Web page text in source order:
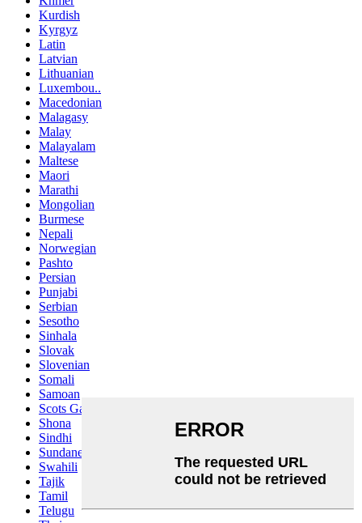
Kurdish
Kyrgyz
Latin
Latvian
Lithuanian
Luxembou..
Macedonian
Malagasy
Malay
Malayalam
Maltese
Maori
Marathi
Mongolian
Burmese
Nepali
Norwegian
Pashto
Persian
Punjabi
Serbian
Sesotho
Sinhala
Slovak
Slovenian
Somali
Samoan
Scots Gaelic
Shona
Sindhi
Sundanese
Swahili
Tajik
Tamil
Telugu